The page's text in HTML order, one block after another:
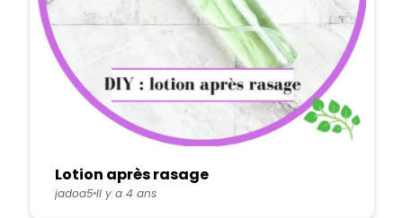
Lotion après rasage
jadoa5 Il y a 4 ans